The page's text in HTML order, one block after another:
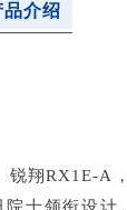
品介绍
锐翔RX1E-A